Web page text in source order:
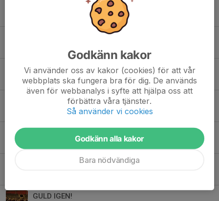
Storvreta i kvartsfinal
Info från föräldramötet
Avslutning i kanonväder
19 apr 2021 1
Ingen Cup i Falun heller
30 mar 2021 0
9
GULD IGEN!
Godkänn kakor
Vi använder oss av kakor (cookies) för att vår
webbplats ska fungera bra för dig. De används
även för webbanalys i syfte att hjälpa oss att
förbättra våra tjänster.
Så använder vi cookies
Godkänn alla kakor
Bara nödvändiga